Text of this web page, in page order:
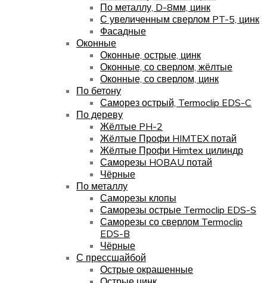
По металлу, D-8мм, цинк
С увеличенным сверлом PT-5, цинк
Фасадные
Оконные
Оконные, острые, цинк
Оконные, со сверлом, жёлтые
Оконные, со сверлом, цинк
По бетону
Саморез острый, Termoclip EDS-C
По дереву
Жёлтые PH-2
Жёлтые Профи HIMTEX потай
Жёлтые Профи Himtex цилиндр
Саморезы HOBAU потай
Чёрные
По металлу
Саморезы клопы
Саморезы острые Termoclip EDS-S
Саморезы со сверлом Termoclip
EDS-B
Чёрные
С прессшайбой
Острые окрашенные